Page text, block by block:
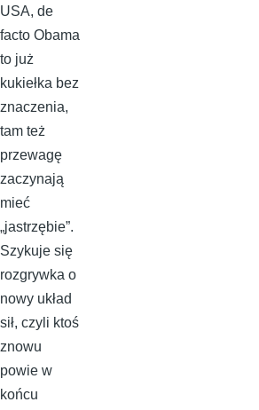
USA, de
facto Obama
to już
kukiełka bez
znaczenia,
tam też
przewagę
zaczynają
mieć
„jastrzębie”.
Szykuje się
rozgrywka o
nowy układ
sił, czyli ktoś
znowu
powie w
końcu